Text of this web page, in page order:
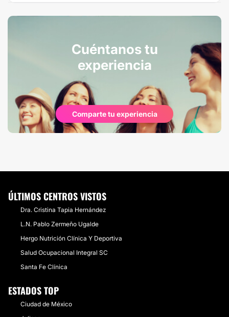
Cuéntanos tu
experiencia
Comparte tu experiencia
ÚLTIMOS CENTROS VISTOS
Dra. Cristina Tapia Hernández
L.N. Pablo Zermeño Ugalde
Hergo Nutrición Clínica Y Deportiva
​Salud Ocupacional Integral SC
Santa Fe Clínica
ESTADOS TOP
Ciudad de México